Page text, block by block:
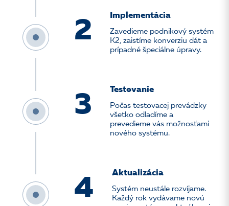
2
Implementácia
Zavedieme podnikový systém
K2, zaistíme konverziu dát a
prípadné špeciálne úpravy.
3
Testovanie
Počas testovacej prevádzky
všetko odladíme a
prevedieme vás možnosťami
nového systému.
4
Aktualizácia
Systém neustále rozvíjame.
Každý rok vydávame novú